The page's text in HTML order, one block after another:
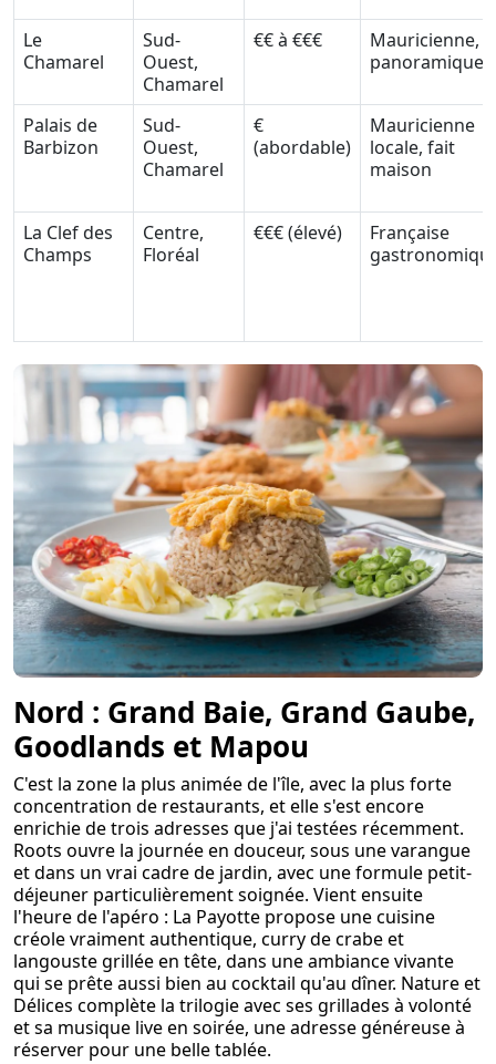
Le
Chamarel
Sud-
Ouest,
Chamarel
€€ à €€€
Mauricienne,
panoramique
Palais de
Barbizon
Sud-
Ouest,
Chamarel
€
(abordable)
Mauricienne
locale, fait
maison
La Clef des
Champs
Centre,
Floréal
€€€ (élevé)
Française
Nord : Grand Baie, Grand Gaube,
Goodlands et Mapou
C'est la zone la plus animée de l'île, avec la plus forte
concentration de restaurants, et elle s'est encore
enrichie de trois adresses que j'ai testées récemment.
Roots ouvre la journée en douceur, sous une varangue
et dans un vrai cadre de jardin, avec une formule petit-
déjeuner particulièrement soignée. Vient ensuite
l'heure de l'apéro : La Payotte propose une cuisine
créole vraiment authentique, curry de crabe et
langouste grillée en tête, dans une ambiance vivante
qui se prête aussi bien au cocktail qu'au dîner. Nature et
Délices complète la trilogie avec ses grillades à volonté
et sa musique live en soirée, une adresse généreuse à
réserver pour une belle tablée.